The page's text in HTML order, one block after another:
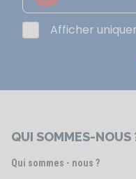
Afficher
QUI SOMMES-NOUS
Qui sommes - nous ?